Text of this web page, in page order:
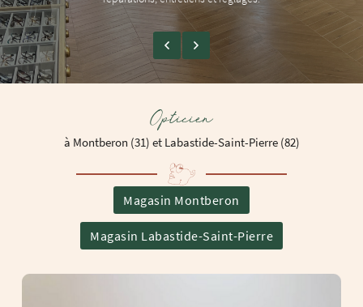
Opticien
à Montberon (31) et Labastide-Saint-Pierre (82)
Magasin Montberon
Magasin Labastide-Saint-Pierre